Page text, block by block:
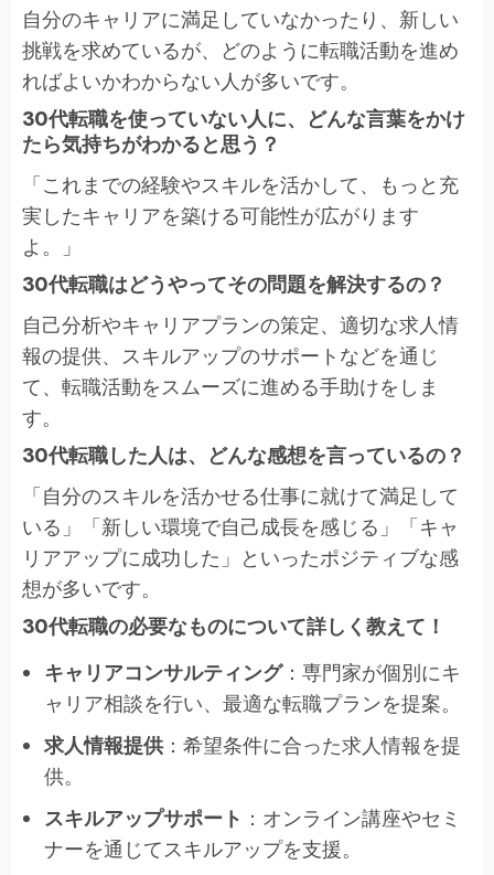
自分のキャリアに満足していなかったり、新しい
挑戦を求めているが、どのように転職活動を進め
ればよいかわからない人が多いです。
30代転職を使っていない人に、どんな言葉をかけ
たら気持ちがわかると思う？
「これまでの経験やスキルを活かして、もっと充
実したキャリアを築ける可能性が広がります
よ。」
30代転職はどうやってその問題を解決するの？
自己分析やキャリアプランの策定、適切な求人情
報の提供、スキルアップのサポートなどを通じ
て、転職活動をスムーズに進める手助けをしま
す。
30代転職した人は、どんな感想を言っているの？
「自分のスキルを活かせる仕事に就けて満足して
いる」「新しい環境で自己成長を感じる」「キャ
リアアップに成功した」といったポジティブな感
想が多いです。
30代転職の必要なものについて詳しく教えて！
キャリアコンサルティング：専門家が個別にキ
ャリア相談を行い、最適な転職プランを提案。
求人情報提供 ：希望条件に合った求人情報を提
供。
スキルアップサポート ：オンライン講座やセミ
ナーを通じてスキルアップを支援。